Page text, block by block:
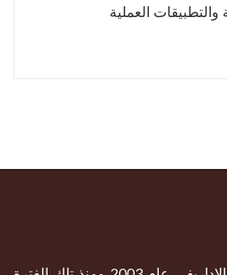
والتطبيقات العملية